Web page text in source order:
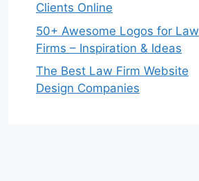
Clients Online
50+ Awesome Logos for Law
Firms – Inspiration & Ideas
The Best Law Firm Website
Design Companies